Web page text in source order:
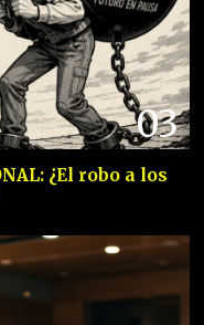
03
¿El robo a los